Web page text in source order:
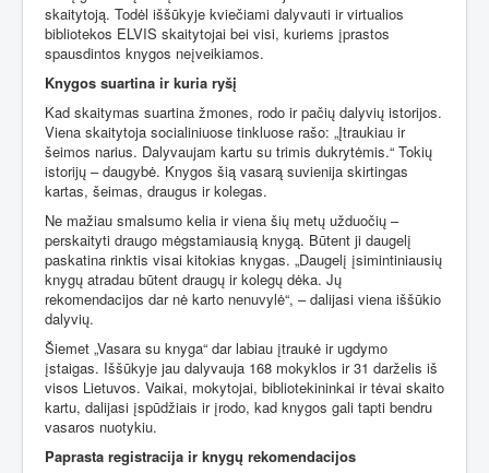
skaitytoją. Todėl iššūkyje kviečiami dalyvauti ir virtualios
bibliotekos ELVIS skaitytojai bei visi, kuriems įprastos
spausdintos knygos neįveikiamos.
Knygos suartina ir kuria ryšį
Kad skaitymas suartina žmones, rodo ir pačių dalyvių istorijos.
Viena skaitytoja socialiniuose tinkluose rašo: „Įtraukiau ir
šeimos narius. Dalyvaujam kartu su trimis dukrytėmis.“ Tokių
istorijų – daugybė. Knygos šią vasarą suvienija skirtingas
kartas, šeimas, draugus ir kolegas.
Ne mažiau smalsumo kelia ir viena šių metų užduočių –
perskaityti draugo mėgstamiausią knygą. Būtent ji daugelį
paskatina rinktis visai kitokias knygas. „Daugelį įsimintiniausių
knygų atradau būtent draugų ir kolegų dėka. Jų
rekomendacijos dar nė karto nenuvylė“, – dalijasi viena iššūkio
dalyvių.
Šiemet „Vasara su knyga“ dar labiau įtraukė ir ugdymo
įstaigas. Iššūkyje jau dalyvauja 168 mokyklos ir 31 darželis iš
visos Lietuvos. Vaikai, mokytojai, bibliotekininkai ir tėvai skaito
kartu, dalijasi įspūdžiais ir įrodo, kad knygos gali tapti bendru
vasaros nuotykiu.
Paprasta registracija ir knygų rekomendacijos